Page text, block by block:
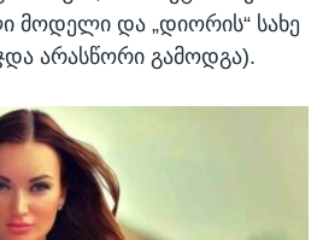
მოდელი და „დიორის“ სახე
არასწორი გამოდგა).